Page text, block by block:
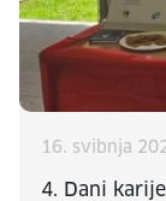
16. svibnja
4. Dani